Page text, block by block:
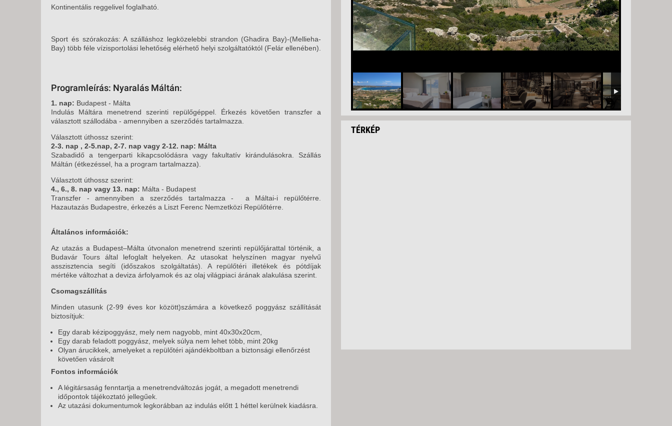
Kontinentális reggelivel foglalható.
Sport és szórakozás: A szálláshoz legközelebbi strandon (Ghadira Bay)-(Mellieha-
Bay) több féle vízisportolási lehetőség elérhető helyi szolgáltatóktól (Felár ellenében).
Programleírás: Nyaralás Máltán:
1. nap: Budapest - Málta
Indulás Máltára menetrend szerinti repülőgéppel. Érkezés követően transzfer a
választott szállodába - amennyiben a szerződés tartalmazza.
Választott úthossz szerint:
2-3. nap , 2-5.nap, 2-7. nap vagy 2-12. nap: Málta
Szabadidő a tengerparti kikapcsolódásra vagy fakultatív kirándulásokra. Szállás
Máltán (étkezéssel, ha a program tartalmazza).
Választott úthossz szerint:
4., 6., 8. nap vagy 13. nap: Málta - Budapest
Transzfer - amennyiben a szerződés tartalmazza - a Máltai-i repülőtérre.
Hazautazás Budapestre, érkezés a Liszt Ferenc Nemzetközi Repülőtérre.
Általános információk:
Az utazás a Budapest–Málta útvonalon menetrend szerinti repülőjárattal történik, a
Budavár Tours által lefoglalt helyeken. Az utasokat helyszínen magyar nyelvű
asszisztencia segíti (időszakos szolgáltatás). A repülőtéri illetékek és pótdíjak
mértéke változhat a deviza árfolyamok és az olaj világpiaci árának alakulása szerint.
Csomagszállítás
Minden utasunk (2-99 éves kor között)számára a következő poggyász szállítását
biztosítjuk:
Egy darab kézipoggyász, mely nem nagyobb, mint 40x30x20cm,
Egy darab feladott poggyász, melyek súlya nem lehet több, mint 20kg
Olyan árucikkek, amelyeket a repülőtéri ajándékboltban a biztonsági ellenőrzést
követően vásárolt
Fontos információk
A légitársaság fenntartja a menetrendváltozás jogát, a megadott menetrendi
időpontok tájékoztató jellegűek.
Az utazási dokumentumok legkorábban az indulás előtt 1 héttel kerülnek kiadásra.
TÉRKÉP